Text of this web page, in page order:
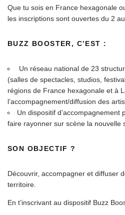
Que tu sois en France hexagonale
les inscriptions sont ouvertes du 2
BUZZ BOOSTER, C’EST :
Un réseau national de 23
(salles de spectacles, studios,
régions de France hexagonale et à
l’accompagnement/diffusion des
Un dispositif d’accompagnement
faire rayonner sur scène la nouvelle
SON OBJECTIF ?
Découvrir, accompagner et diffuser
territoire.
En t’inscrivant au dispositif Buzz